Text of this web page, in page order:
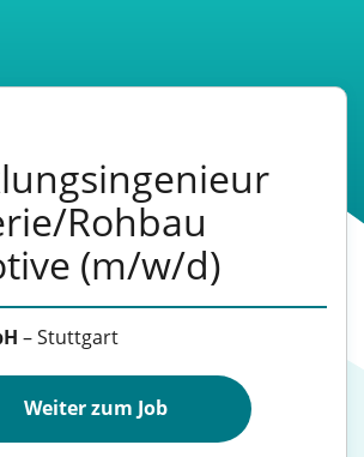
Rohbau
(m/w/d)
–Stuttgart
Weiter zum Job